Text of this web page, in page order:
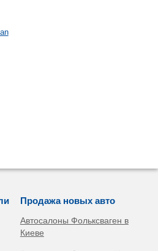
Продажа новых авто
Автосалоны Фольксваген в
Киеве